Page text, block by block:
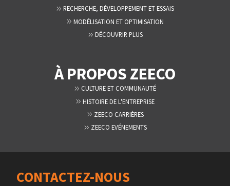
RECHERCHE, DÉVELOPPEMENT ET ESSAIS
MODÉLISATION ET OPTIMISATION
DÉCOUVRIR PLUS
À PROPOS ZEECO
CULTURE ET COMMUNAUTÉ
HISTOIRE DE L'ENTREPRISE
ZEECO CARRIÈRES
ZEECO EVÉNEMENTS
CONTACTEZ-NOUS